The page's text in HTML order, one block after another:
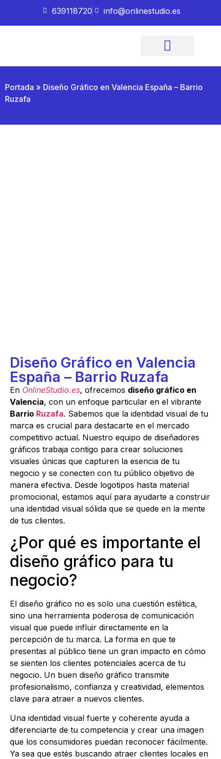
639118720 info@onlinestudio.es
Portada » Diseño Gráfico en Valencia España – Barrio
Ruzafa
Diseño Gráfico en Valencia
España – Barrio Ruzafa
En OnlineStudio.es, ofrecemos diseño gráfico en
Valencia, con un enfoque particular en el vibrante
Barrio Ruzafa. Sabemos que la identidad visual de tu
marca es crucial para destacarte en el mercado
competitivo actual. Nuestro equipo de diseñadores
gráficos trabaja contigo para crear soluciones
visuales únicas que capturen la esencia de tu
negocio y se conecten con tu público objetivo de
manera efectiva. Desde logotipos hasta material
promocional, estamos aquí para ayudarte a construir
una identidad visual sólida que se quede en la mente
de tus clientes.
¿Por qué es importante el
diseño gráfico para tu
negocio?
El diseño gráfico no es solo una cuestión estética,
sino una herramienta poderosa de comunicación
visual que puede influir directamente en la
percepción de tu marca. La forma en que te
presentas al público tiene un gran impacto en cómo
se sienten los clientes potenciales acerca de tu
negocio. Un buen diseño gráfico transmite
profesionalismo, confianza y creatividad, elementos
clave para atraer a nuevos clientes.
Una identidad visual fuerte y coherente ayuda a
diferenciarte de tu competencia y crear una imagen
que los consumidores puedan reconocer fácilmente.
Ya sea que estés buscando atraer clientes locales en